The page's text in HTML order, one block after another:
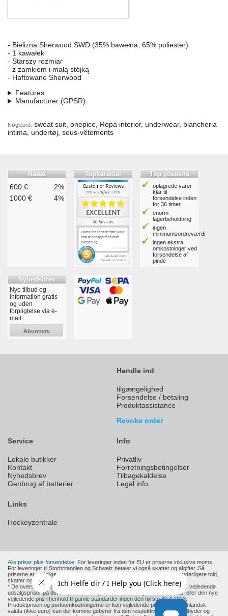
- Bielizna Sherwood SWD (35% bawełna, 65% poliester)
- 1 kawałek
- Starszy rozmiar
- z zamkiem i małą stójką
- Haftowane Sherwood
Features
Manufacturer (GPSR)
Nøgleord: sweat suit, onepice, Ropa interior, underwear, biancheria
intima, undertøj, sous-vêtements
Rabat
600 €
2%
1000 €
4%
Topkarakter Top ydeevne
oplagrede varer
klar til
forsendelse inden
for 36 timer
enorm
lagerbeholdning
ingen
minimumsordreværdi
ingen ekstra
omkostninger ved
forsendelse af
pinde
Nyhedsbrev
Nye tilbud og
information gratis
og uden
forpligtelse via e-
mail:
Abonnere
Handle ind
tilgængelighed
Forsendelse / betaling
Produktassistance
Revoke order
Service
Lokale butikker
Kontakt
Nyhedsbrev
Genbrug af batterier
Info
Privatliv
Forretningsbetingelser
Tilbagekaldelse
Legal info
Links
Hockeyzentrale
Alle priser plus forsendelse. For leveringer inden for EU er priserne inklusive moms.
For leveringer til Storbritannien og Schweiz betaler vi også skatter og afgifter. Så
priserne er endelige priser for dem. Andre lande uden for EU anvender yderligere told,
skatter og afgifter.
* De overstregede priser er producentens eller en europæisk forhandlers vejledende
udsalgspriser på det tidspunkt, hvor produktet blev tilføjet til vores shop, eller den nye
vejledende pris i henhold til gamle standarder inden den første 30.4.2023.
Produktprisen og portoomkostningerne er kun vejledende priser. For udenlandsk
valuta (ikke euro) kan der komme gebyrer fra den respektive betalingsudbyder og